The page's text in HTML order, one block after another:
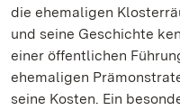
die ehemaligen
und seine Geschichte
einer öffentlichen
ehemaligen
seine Kosten. Ein